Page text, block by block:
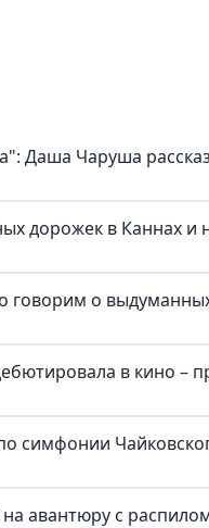
Даша Чаруша
дорожек в Каннах и
о
в кино –
симфонии
авантюру с